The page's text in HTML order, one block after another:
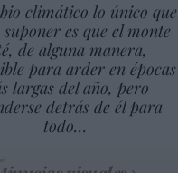
climático lo único que
suponer es que el monte
de alguna manera,
para arder en épocas
largas del año, pero
detrás de él para
todo…